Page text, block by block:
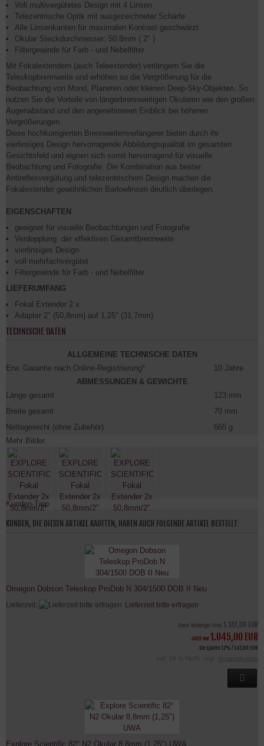
Voll multivergütetes Design mit 4 Linsen
Telezentrische Optik mit ausgezeichneter Schärfe
Alle Linsenkanten für maximalen Kontrast geschwärzt
Okular Steckdurchmesser: 50.8mm ( 2" )
Filtergewinde für Farb - und Nebelfilter
Mit Fokalextendern (auch Teleextender) verlängern Sie die
Teleskopbrennweite und erhöhen so die Vergrößerung für die
Beobachtung von Mond, Planeten oder kleinen Deep-Sky-Objekten. So
nutzen Sie die Vorteile von längerbrennweitigen Okularen wie den großen
Augenabstand und den angenehmeren Einblick bei höheren
Vergrößerungen.
Diese hochkorrigierten Brennweitenverlängerer bieten durch ihr
vierlinsiges Design hervorragende Abbildungsqualität im gesamten
Gesichtsfeld und eignen sich somit hervorragend für visuelle
Beobachtung und Fotografie. Die Kombination aus bester
Antireflexvergütung und telezentrischem Design machen die
Fokalextender gewöhnlichen Barlowlinsen deutlich überlegen.
EIGENSCHAFTEN
geeignet für visuelle Beobachtungen und Fotografie
Verdopplung der effektiven Gesamtbrennweite
vierlinsiges Design
voll mehrfachvergütet
Filtergewinde für Farb - und Nebelfilter
LIEFERUMFANG
Fokal Extender 2 x
Adapter 2" (50,8mm) auf 1,25" (31,7mm)
TECHNISCHE DATEN
ALLGEMEINE TECHNISCHE DATEN
Erw. Garantie nach Online-Registrierung*
10 Jahre
ABMESSUNGEN & GEWICHTE
Länge gesamt
123 mm
Breite gesamt
70 mm
Nettogewicht (ohne Zubehör)
665 g
Mehr Bilder
Kunden-Tipp
KUNDEN, DIE DIESEN ARTIKEL KAUFTEN, HABEN AUCH FOLGENDE ARTIKEL BESTELLT:
Omegon Dobson Teleskop ProDob N 304/1500 DOB II Neu
Lieferzeit: Lieferzeit bitte erfragen
Unser bisheriger Preis 1.187,00 EUR
Jetzt nur1.045,00 EUR
Sie sparen 12% / 142,00 EUR
Explore Scientific 82° N2 Okular 8,8mm (1,25") UWA